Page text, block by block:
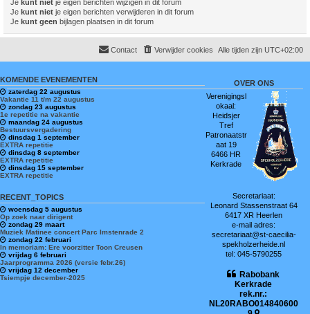
Je kunt niet je eigen berichten wijzigen in dit forum
Je kunt niet je eigen berichten verwijderen in dit forum
Je kunt geen bijlagen plaatsen in dit forum
Alle tijden zijn UTC+02:00
Verwijder cookies
Contact
KOMENDE EVENEMENTEN
zaterdag 22 augustus
Vakantie 11 t/m 22 augustus
zondag 23 augustus
1e repetitie na vakantie
maandag 24 augustus
Bestuursvergadering
dinsdag 1 september
EXTRA repetitie
dinsdag 8 september
EXTRA repetitie
dinsdag 15 september
EXTRA repetitie
RECENT_TOPICS
woensdag 5 augustus
Op zoek naar dirigent
zondag 29 maart
Muziek Matinee concert Parc Imstenrade 2
zondag 22 februari
In memoriam: Ere voorzitter Toon Creusen
vrijdag 6 februari
Jaarprogramma 2026 (versie febr.26)
vrijdag 12 december
Tsiempje december-2025
OVER ONS
Verenigingsl
okaal:
Heidsjer
Tref
Patronaatstr
aat 19
6466 HR
Kerkrade
Secretariaat:
Leonard Stassenstraat 64
6417 XR Heerlen
e-mail adres:
secretariaat@st-caecilia-
spekholzerheide.nl
tel: 045-5790255
Rabobank
Kerkrade
rek.nr.:
NL20RABO014840600